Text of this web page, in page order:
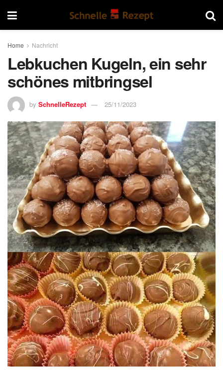
Home Nachricht
Lebkuchen Kugeln, ein sehr
schönes mitbringsel
by SchnelleRezept 25/11/2023